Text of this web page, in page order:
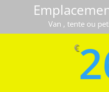
Van , tente ou
€